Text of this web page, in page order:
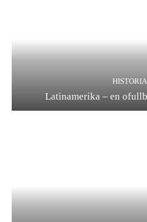
HISTORIA
Latinamerika – en